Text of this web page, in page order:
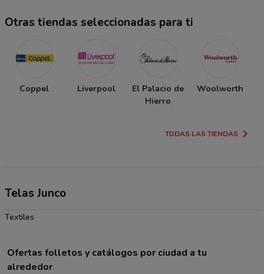
Otras tiendas seleccionadas para ti
Coppel Liverpool
El Palacio de
Hierro
Woolworth
TODAS LAS TIENDAS
Telas Junco
Textiles
Ofertas folletos y catálogos por ciudad a tu
alrededor